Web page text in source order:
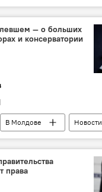
— о больших
и консерватории
В Молдове
Новости
права